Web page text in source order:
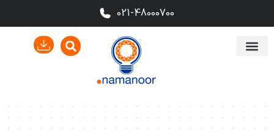
021-48000700